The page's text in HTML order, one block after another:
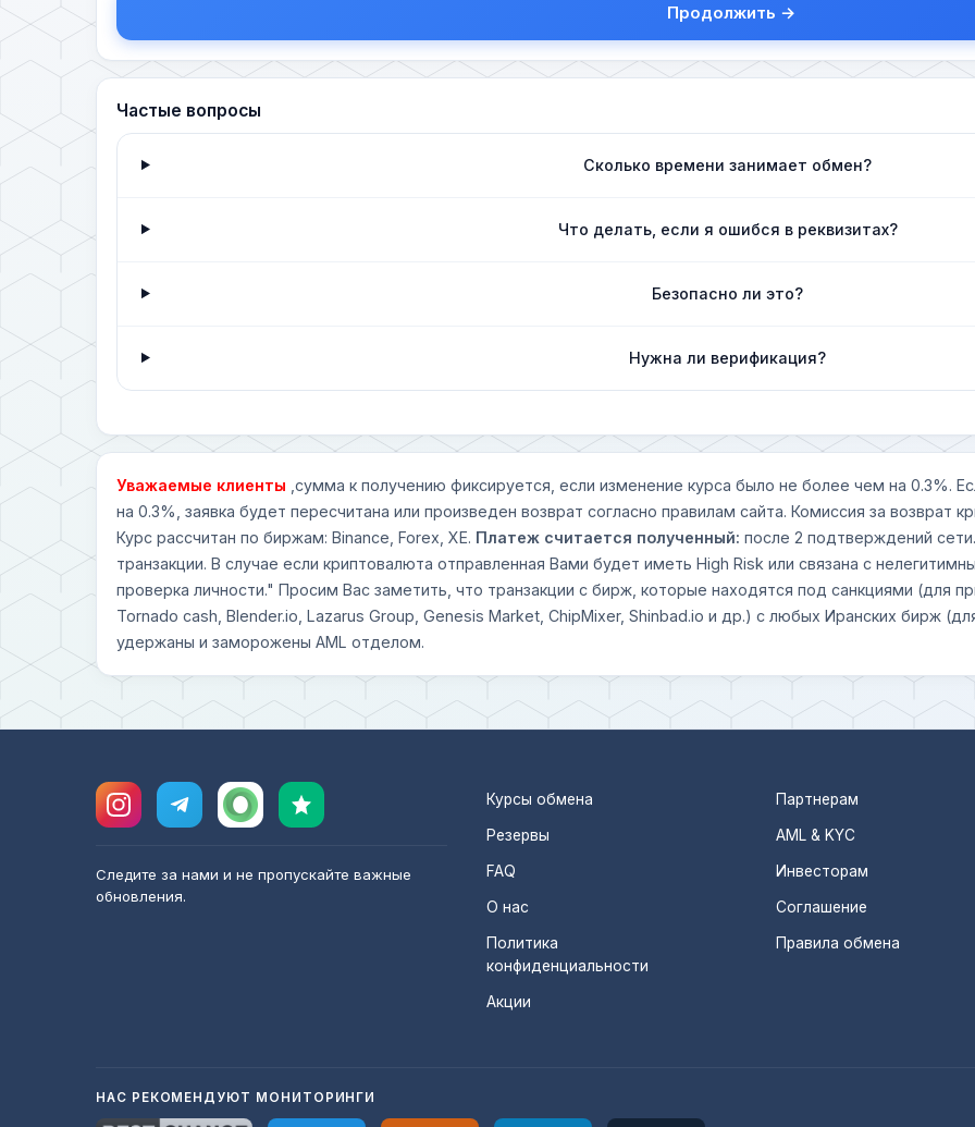
Продолжить →
Частые вопросы
Сколько времени занимает обмен?
Что делать, если я ошибся в реквизитах?
Безопасно ли это?
Нужна ли верификация?
Уважаемые клиенты ,сумма к получению фиксируется, если изменение курса было не более чем на 0.3%.
на 0.3%, заявка будет пересчитана или произведен возврат согласно правилам сайта. Комиссия за возврат
Курс рассчитан по биржам: Binance, Forex, XE. Платеж считается полученный: после 2 подтверждений
транзакции. В случае если криптовалюта отправленная Вами будет иметь High Risk или связана с
проверка личности." Просим Вас заметить, что транзакции с бирж, которые находятся под санкциями (для
Tornado cash, Blender.io, Lazarus Group, Genesis Market, ChipMixer, Shinbad.io и др.) с любых Иранских бирж
удержаны и заморожены AML отделом.
Следите за нами и не пропускайте важные
обновления.
Курсы обмена
Резервы
FAQ
О нас
Политика
конфиденциальности
Акции
Партнерам
AML & KYC
Инвесторам
Соглашение
Правила обмена
НАС РЕКОМЕНДУЮТ МОНИТОРИНГИ